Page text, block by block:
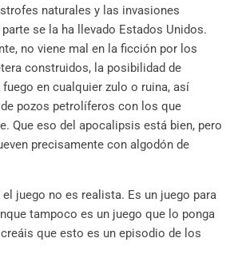
naturales y las invasiones
se la ha llevado Estados Unidos.
no viene mal en la ficción por los
construidos, la posibilidad de
en cualquier zulo o ruina, así
pozos petrolíferos con los que
Que eso del apocalipsis está bien, pero
precisamente con algodón de
juego no es realista. Es un juego para
tampoco es un juego que lo ponga
que esto es un episodio de los